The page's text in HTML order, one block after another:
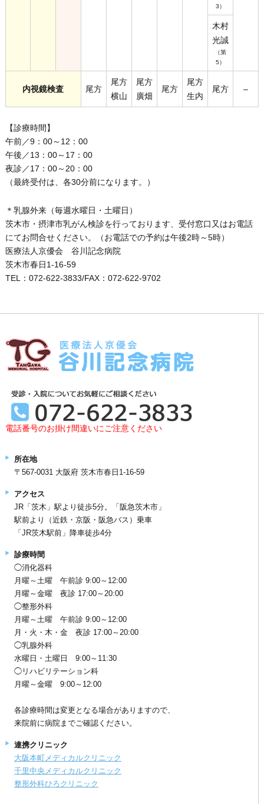
3）
木村
光誠
（第
5）
内視鏡検査 尾方
尾方
横山
尾方
廣畑
尾方
尾方
生内
尾方 –
【診療時間】
午前／9：00～12：00
午後／13：00～17：00
夜診／17：00～20：00
（最終受付は、各30分前になります。）
＊乳腺外来（毎週水曜日・土曜日）
茨木市・摂津市乳がん検診を行っております、受付窓口又はお電話
にてお問合せください。（お電話での予約は午後2時～5時）
医療法人京優会 谷川記念病院
茨木市春日1-16-59
TEL：072-622-3833/FAX：072-622-9702
電話番号のお掛け間違いにご注意ください
所在地
〒567-0031 大阪府 茨木市春日1-16-59
アクセス
JR「茨木」駅より徒歩5分。「阪急茨木市」
駅前より（近鉄・京阪・阪急バス）乗車
「JR茨木駅前」降車徒歩4分
診療時間
◯消化器科
月曜～土曜 午前診 9:00～12:00
月曜～金曜 夜診 17:00～20:00
◯整形外科
月曜～土曜 午前診 9:00～12:00
月・火・木・金 夜診 17:00～20:00
◯乳腺外科
水曜日・土曜日 9:00～11:30
◯リハビリテーション科
月曜～金曜 9:00～12:00
各診療時間は変更となる場合がありますので、
来院前に病院までご確認ください。
連携クリニック
大阪本町メディカルクリニック
千里中央メディカルクリニック
整形外科ひろクリニック